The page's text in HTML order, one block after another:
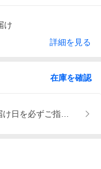
け
詳細を見る
在庫を確認
日を必ずご指定くださ